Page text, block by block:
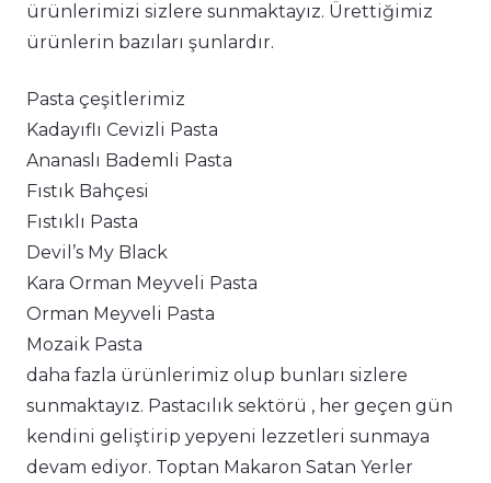
ürünlerimizi sizlere sunmaktayız. Ürettiğimiz
ürünlerin bazıları şunlardır.
Pasta çeşitlerimiz
Kadayıflı Cevizli Pasta
Ananaslı Bademli Pasta
Fıstık Bahçesi
Fıstıklı Pasta
Devil’s My Black
Kara Orman Meyveli Pasta
Orman Meyveli Pasta
Mozaik Pasta
daha fazla ürünlerimiz olup bunları sizlere
sunmaktayız. Pastacılık sektörü , her geçen gün
kendini geliştirip yepyeni lezzetleri sunmaya
devam ediyor. Toptan Makaron Satan Yerler